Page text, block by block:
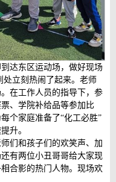
到达东区运动场，做好现场
处立刻热闹了起来。老师
在工作人员的指导下，参
、学院补给品等参加比
个家庭准备了“化工必胜”
升。
们和孩子们的欢笑声、加
有两位小丑哥哥给大家现
合影的热门人物。现场欢